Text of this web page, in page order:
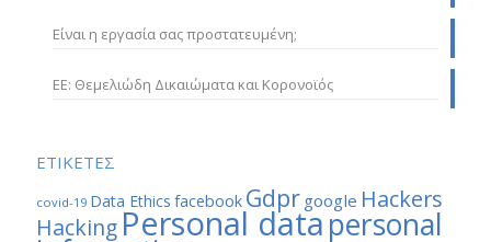
Είναι η εργασία σας προστατευμένη;
ΕΕ: Θεμελιώδη Δικαιώματα και Κορονοϊός
ΕΤΙΚΕΤΕΣ
covid-19 Data Ethics facebook Gdpr google Hackers
Hacking Personal datapersonal